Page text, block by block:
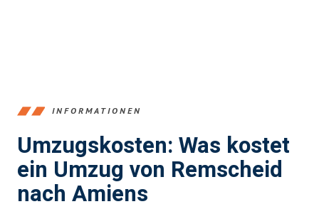
INFORMATIONEN
Umzugskosten: Was kostet
ein Umzug von Remscheid
nach Amiens